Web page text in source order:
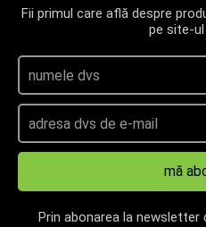
Fii primul care află despre
pe site-
mă
Prin abonarea la